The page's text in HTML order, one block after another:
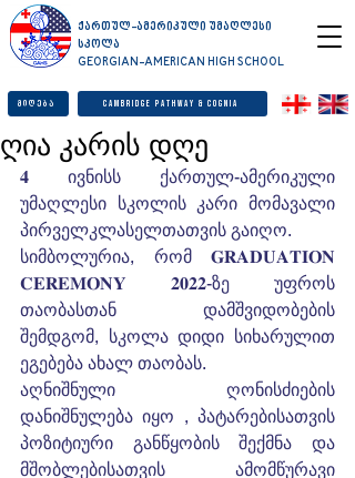
ქართულ-ამერიკული უმაღლესი
სკოლა
GEORGIAN-AMERICAN HIGH SCHOOL
მიღება Cambridge Pathway & Cognia
ღია კარის დღე
𝟒 ივნისს ქართულ-ამერიკული
უმაღლესი სკოლის კარი მომავალი
პირველკლასელთათვის გაიღო.
სიმბოლურია, რომ 𝐆𝐑𝐀𝐃𝐔𝐀𝐓𝐈𝐎𝐍
𝐂𝐄𝐑𝐄𝐌𝐎𝐍𝐘 𝟐𝟎𝟐𝟐-ზე უფროს
თაობასთან დამშვიდობების
შემდგომ, სკოლა დიდი სიხარულით
ეგებება ახალ თაობას.
აღნიშნული ღონისძიების
დანიშნულება იყო , პატარებისათვის
პოზიტიური განწყობის შექმნა და
მშობლებისათვის ამომწურავი